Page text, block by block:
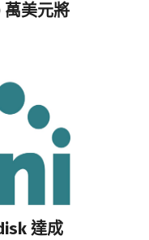
萬美元將
達成